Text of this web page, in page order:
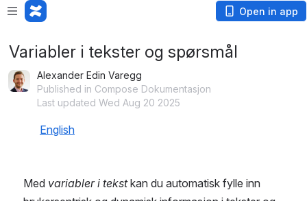
Open in app
Variabler i tekster og spørsmål
Alexander Edin Varegg
Published in Compose Dokumentasjon
Last updated Wed Aug 20 2025
English
Med variabler i tekst kan du automatisk fylle inn